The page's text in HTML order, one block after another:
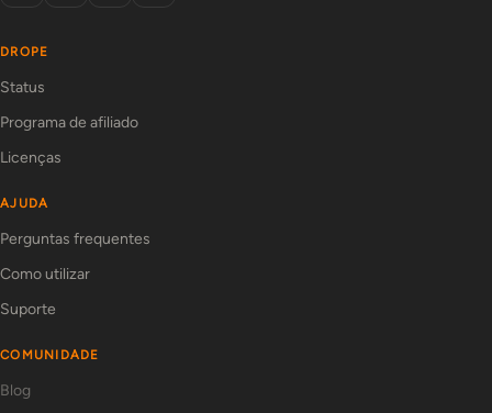
DROPE
Status
Programa de afiliado
Licenças
AJUDA
Perguntas frequentes
Como utilizar
Suporte
COMUNIDADE
Blog